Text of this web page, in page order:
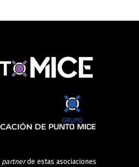
partnerde estas asociaciones